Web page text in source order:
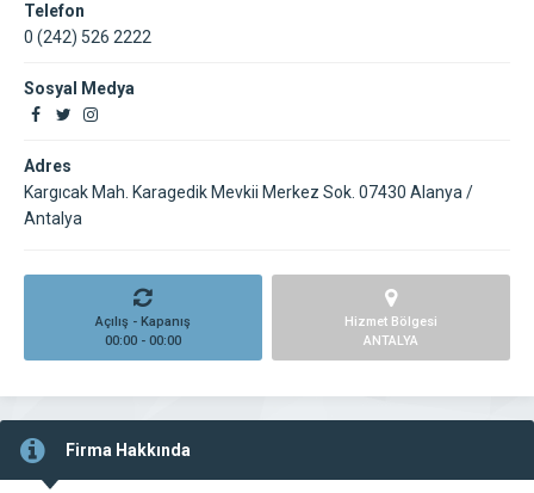
Telefon
0 (242) 526 2222
Sosyal Medya
Adres
Kargıcak Mah. Karagedik Mevkii Merkez Sok. 07430 Alanya /
Antalya
Açılış - Kapanış
00:00 - 00:00
Hizmet Bölgesi
ANTALYA
Firma Hakkında